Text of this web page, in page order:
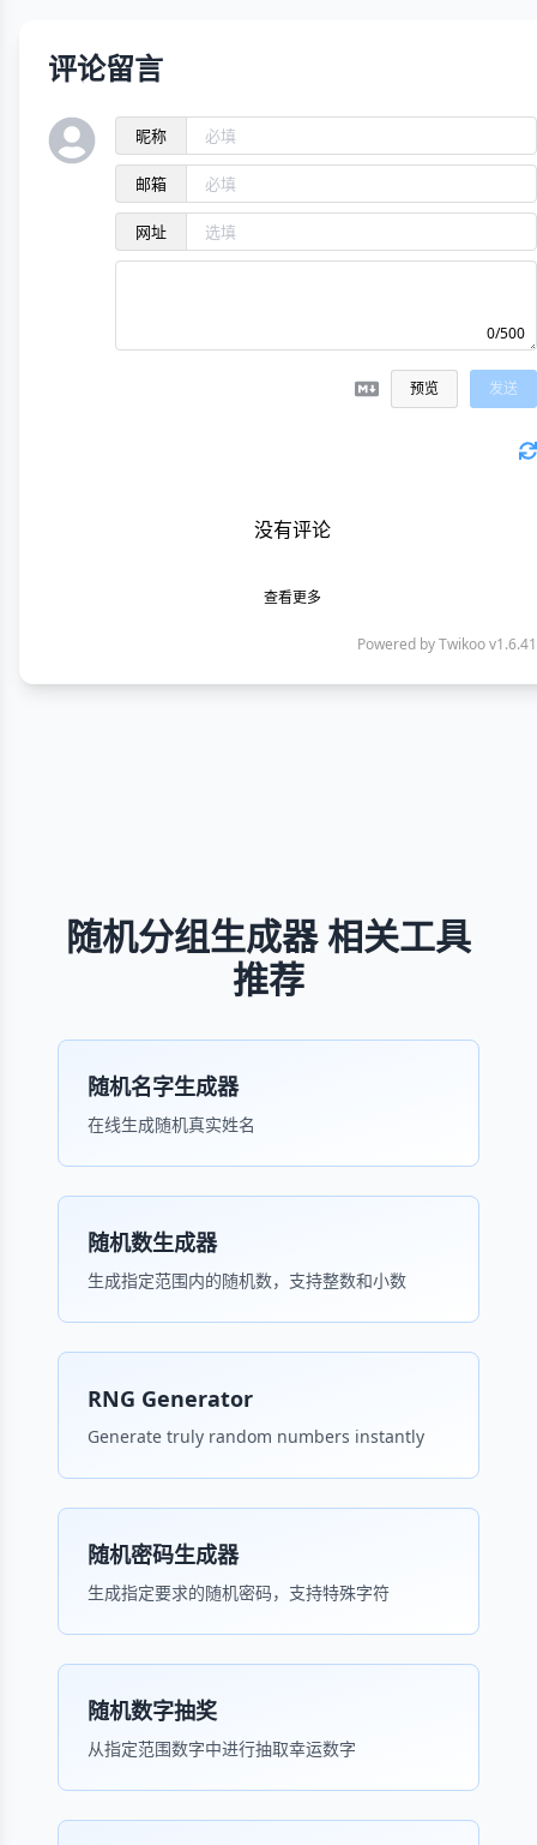
评论留言
昵称
邮箱
网址
0/500
预览 发送
没有评论
查看更多
Powered byTwikoov1.6.41
随机分组生成器 相关工具
推荐
随机名字生成器
在线生成随机真实姓名
随机数生成器
生成指定范围内的随机数，支持整数和小数
RNG Generator
Generate truly random numbers instantly
随机密码生成器
生成指定要求的随机密码，支持特殊字符
随机数字抽奖
从指定范围数字中进行抽取幸运数字